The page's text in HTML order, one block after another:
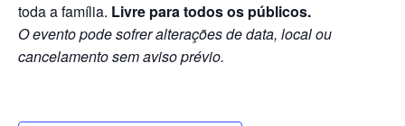
toda a família. Livre para todos os públicos.
O evento pode sofrer alterações de data, local ou
cancelamento sem aviso prévio.